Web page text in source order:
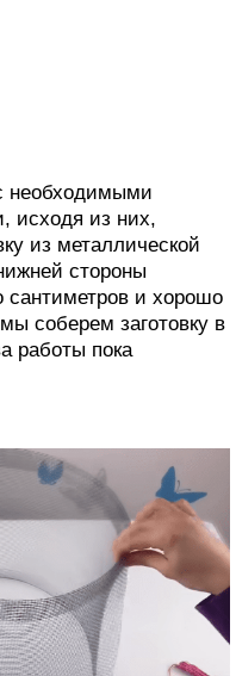
необходимыми
исходя из них,
из металлической
стороны
сантиметров и хорошо
соберем заготовку в
работы пока